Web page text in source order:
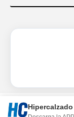
Sitio
Hipercalzado